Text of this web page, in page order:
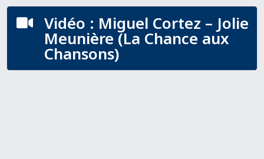
 Vidéo : Miguel Cortez – Jolie
Meunière (La Chance aux
Chansons)